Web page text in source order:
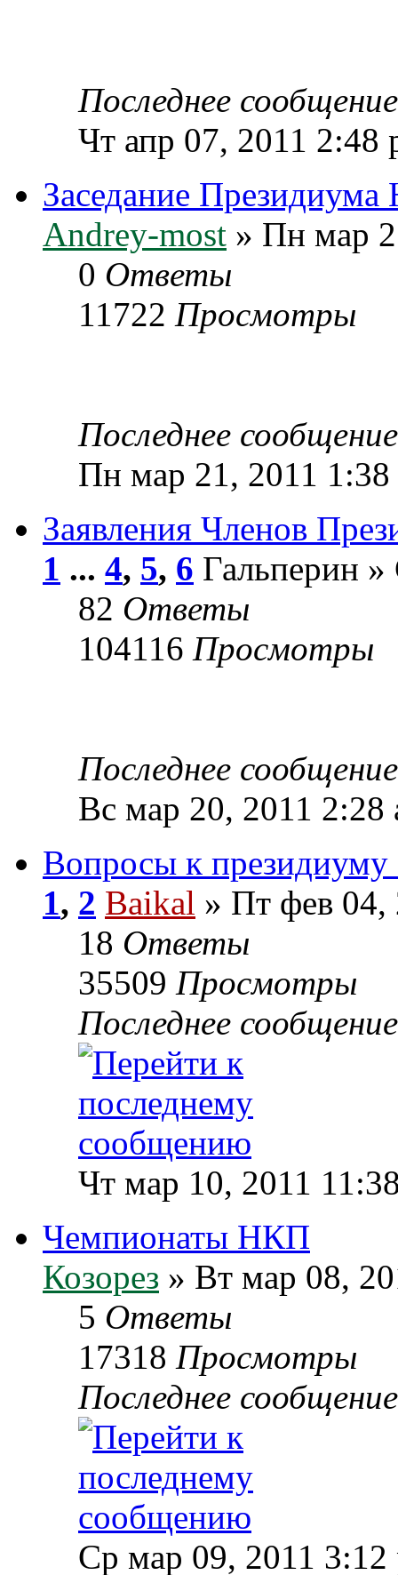
Последнее
Чт апр 07, 2011 2:48
Заседание
Andrey-most » Пн мар
0 Ответы
11722 Просмотры
Последнее
Пн мар 21, 2011 1:38
Заявления Членов
1 ... 4, 5, 6 Гальперин
82 Ответы
104116 Просмотры
Последнее
Вс мар 20, 2011 2:28
Вопросы к
1, 2 Baikal » Пт фев 04,
18 Ответы
35509 Просмотры
Последнее
Чт мар 10, 2011
Чемпионаты НКП
Козорез » Вт мар 08,
5 Ответы
17318 Просмотры
Последнее
Ср мар 09, 2011 3:12